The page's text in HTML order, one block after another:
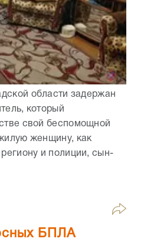
области задержан
который
свой беспомощной
женщину, как
и полиции, сын-
БПЛА